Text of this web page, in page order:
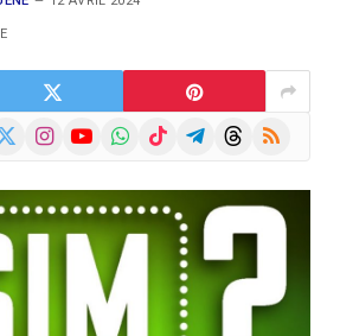
InstagramYouTubeWhatsAppTikTokTelegramThreads
RSS